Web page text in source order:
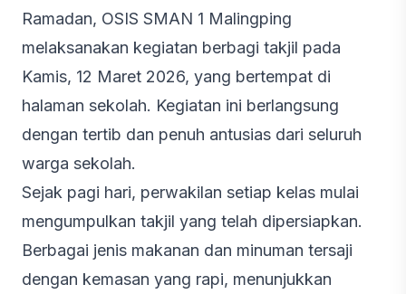
Ramadan, OSIS SMAN 1 Malingping
melaksanakan kegiatan berbagi takjil pada
Kamis, 12 Maret 2026, yang bertempat di
halaman sekolah. Kegiatan ini berlangsung
dengan tertib dan penuh antusias dari seluruh
warga sekolah.
Sejak pagi hari, perwakilan setiap kelas mulai
mengumpulkan takjil yang telah dipersiapkan.
Berbagai jenis makanan dan minuman tersaji
dengan kemasan yang rapi, menunjukkan